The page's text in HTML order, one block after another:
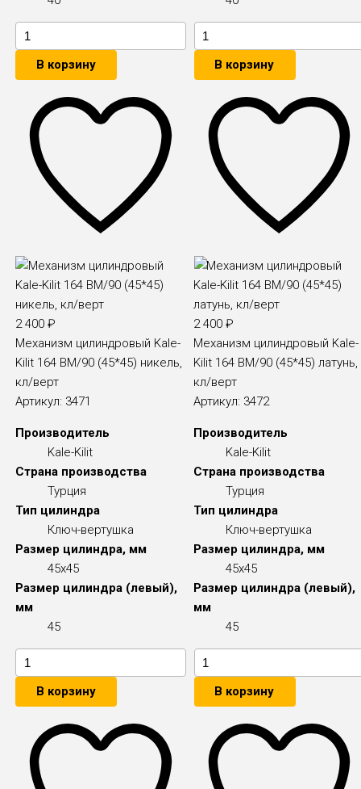
В корзину В корзину
2 400₽
Механизм цилиндровый Kale-
Kilit 164 BM/90 (45*45) никель,
кл/верт
Артикул: 3471
Производитель
Kale-Kilit
Страна производства
Турция
Тип цилиндра
Ключ-вертушка
Размер цилиндра, мм
45x45
Размер цилиндра (левый),
мм
45
В корзину
2 400₽
Механизм цилиндровый Kale-
Kilit 164 BM/90 (45*45) латунь,
кл/верт
Артикул: 3472
Производитель
Kale-Kilit
Страна производства
Турция
Тип цилиндра
Ключ-вертушка
Размер цилиндра, мм
45x45
Размер цилиндра (левый),
мм
45
В корзину